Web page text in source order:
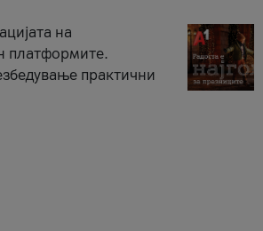
на
платформите.
практични